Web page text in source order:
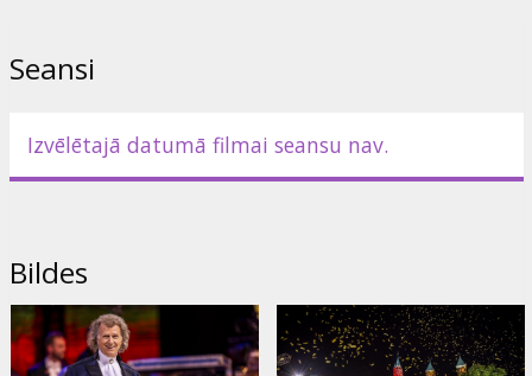
Saites: Oficiālā mājaslapa
Seansi
Izvēlētajā datumā filmai seansu nav.
Bildes